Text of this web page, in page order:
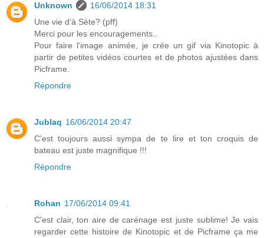
Unknown
16/06/2014 18:31
Une vie d'à Sète? (pff)
Merci pour les encouragements..
Pour faire l'image animée, je crée un gif via Kinotopic à
partir de petites vidéos courtes et de photos ajustées dans
Picframe.
Répondre
Jublaq 16/06/2014 20:47
C'est toujours aussi sympa de te lire et ton croquis de
bateau est juste magnifique !!!
Répondre
Rohan 17/06/2014 09:41
C'est clair, ton aire de carénage est juste sublime! Je vais
regarder cette histoire de Kinotopic et de Picframe ça me